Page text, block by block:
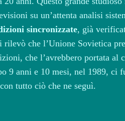
su un’attenta analisi
sincronizzate, già
rilevò che l’Unione Sovietica
che l’avrebbero portata al
9 anni e 10 mesi, nel 1989,
tutto ciò che ne seguì.